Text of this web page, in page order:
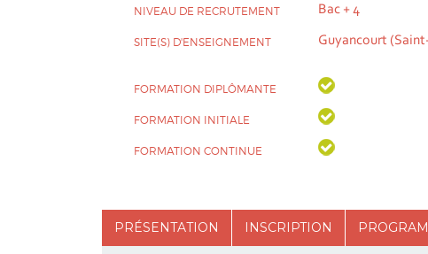
NIVEAU DE RECRUTEMENT Bac + 4
SITE(S) D'ENSEIGNEMENT Guyancourt
FORMATION DIPLÔMANTE
FORMATION INITIALE
FORMATION CONTINUE
PRÉSENTATION INSCRIPTION